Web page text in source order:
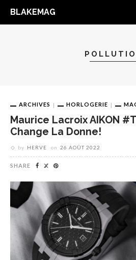
BLAKEMAG
ARCHIVES HORLOGERIE
Maurice Lacroix AIKON
Change La Donne!
by HERVE on 26 AOÛT 2022
SHARE